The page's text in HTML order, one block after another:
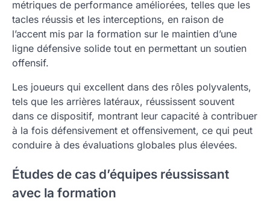
métriques de performance améliorées, telles que les
tacles réussis et les interceptions, en raison de
l’accent mis par la formation sur le maintien d’une
ligne défensive solide tout en permettant un soutien
offensif.
Les joueurs qui excellent dans des rôles polyvalents,
tels que les arrières latéraux, réussissent souvent
dans ce dispositif, montrant leur capacité à contribuer
à la fois défensivement et offensivement, ce qui peut
conduire à des évaluations globales plus élevées.
Études de cas d’équipes réussissant
avec la formation